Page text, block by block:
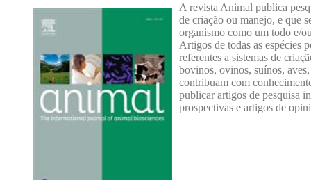
A revista Animal publica
de criação ou manejo, e que
organismo como um todo e/
Artigos de todas as espécies
referentes a sistemas de
bovinos, ovinos, suínos,
contribuam com
publicar artigos de pesquisa
prospectivas e artigos de